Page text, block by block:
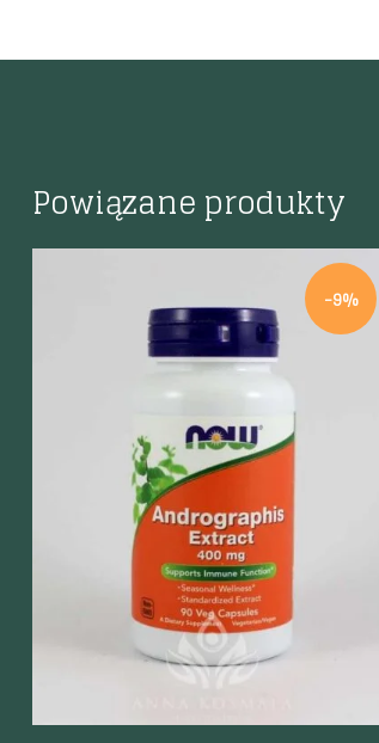
Powiązane produkty
-9%
Szybki podgląd